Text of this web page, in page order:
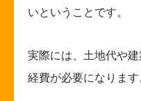
いということです。
実際には、土地代や
経費が必要になります